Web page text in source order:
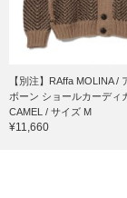
【別注】RAffa MOLINA /
ボーン ショールカーディ
CAMEL / サイズ M
¥11,660